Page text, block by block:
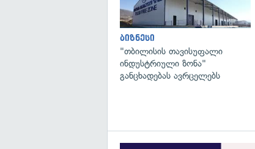
ბიზნესი
"თბილისის თავისუფალი
ინდუსტრიული ზონა"
განცხადებას ავრცელებს